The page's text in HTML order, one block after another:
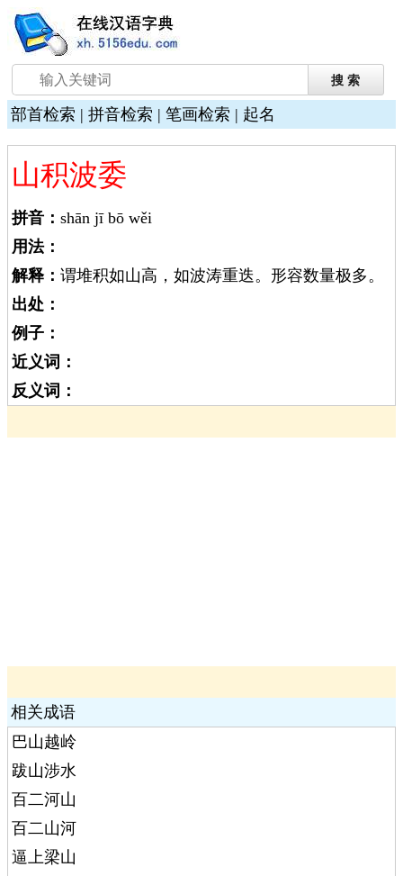
部首检索 | 拼音检索 | 笔画检索 | 起名
山积波委
拼音： shān jī bō wěi
用法：
解释： 谓堆积如山高，如波涛重迭。形容数量极多。
出处：
例子：
近义词：
反义词：
相关成语
巴山越岭
跋山涉水
百二河山
百二山河
逼上梁山